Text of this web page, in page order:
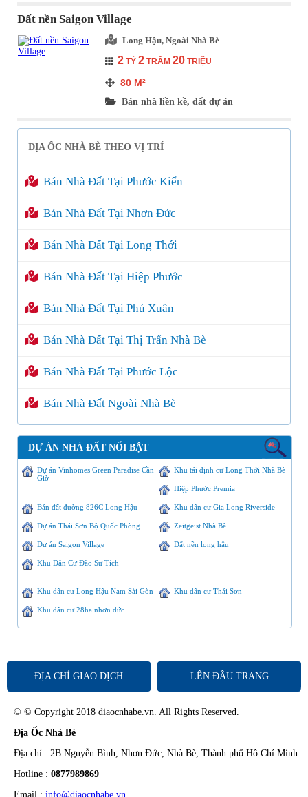
Đất nền Saigon Village
Long Hậu, Ngoài Nhà Bè
2 TỶ2 TRĂM20 TRIỆU
80 M²
Bán nhà liền kề, đất dự án
ĐỊA ỐC NHÀ BÈ THEO VỊ TRÍ
Bán Nhà Đất Tại Phước Kiển
Bán Nhà Đất Tại Nhơn Đức
Bán Nhà Đất Tại Long Thới
Bán Nhà Đất Tại Hiệp Phước
Bán Nhà Đất Tại Phú Xuân
Bán Nhà Đất Tại Thị Trấn Nhà Bè
Bán Nhà Đất Tại Phước Lộc
Bán Nhà Đất Ngoài Nhà Bè
DỰ ÁN NHÀ ĐẤT NỔI BẬT
Dự án Vinhomes Green Paradise Cần
Giờ
Khu tái định cư Long Thới Nhà Bè
Hiệp Phước Premia
Bán đất đường 826C Long Hậu Khu dân cư Gia Long Riverside
Dự án Thái Sơn Bộ Quốc Phòng Zeitgeist Nhà Bè
Dự án Saigon Village Đất nền long hậu
Khu Dân Cư Đào Sư Tích
Khu dân cư Long Hậu Nam Sài Gòn Khu dân cư Thái Sơn
Khu dân cư 28ha nhơn đức
ĐỊA CHỈ GIAO DỊCH LÊN ĐẦU TRANG
© © Copyright 2018 diaocnhabe.vn. All Rights Reserved.
Địa Ốc Nhà Bè
Địa chỉ : 2B Nguyễn Bình, Nhơn Đức, Nhà Bè, Thành phố Hồ Chí Minh
Hotline : 0877989869
Email : info@diaocnhabe.vn